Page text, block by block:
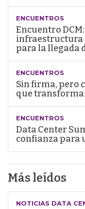
ENCUENTROS
Encuentro
infraestructura
para la llegada
ENCUENTROS
Sin firma, pero
que
ENCUENTROS
Data Center
confianza para
Más leídos
NOTICIAS DATA